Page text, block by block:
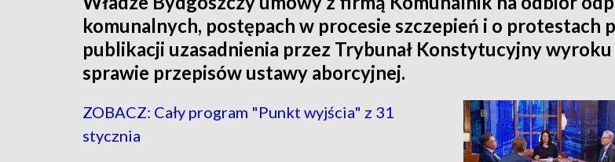
komunalnych, postępach w procesie szczepień i o protestach
publikacji uzasadnienia przez Trybunał Konstytucyjny
sprawie przepisów ustawy aborcyjnej.
ZOBACZ: Cały program "Punkt wyjścia" z 31
stycznia